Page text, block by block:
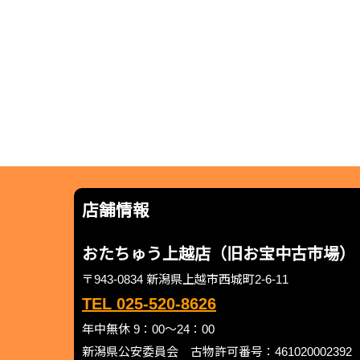
店舗情報
おたちゅう上越店（旧お宝中古市場）
〒943-0834 新潟県上越市西城町2-6-11
TEL 025-520-8626
年中無休 9：00～24：00
新潟県公安委員会 古物許可番号：461020002392